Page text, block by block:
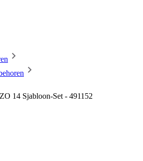
14 Sjabloon-Set - 491152